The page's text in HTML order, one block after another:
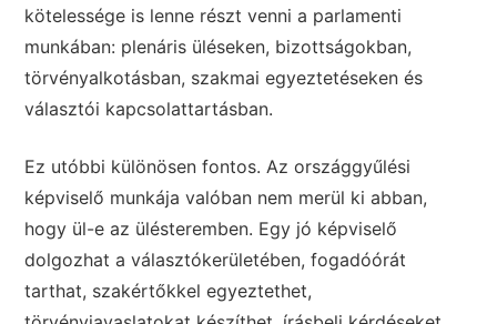
kötelessége is lenne részt venni a parlamenti
munkában: plenáris üléseken, bizottságokban,
törvényalkotásban, szakmai egyeztetéseken és
választói kapcsolattartásban.
Ez utóbbi különösen fontos. Az országgyűlési
képviselő munkája valóban nem merül ki abban,
hogy ül-e az ülésteremben. Egy jó képviselő
dolgozhat a választókerületében, fogadóórát
tarthat, szakértőkkel egyeztethet,